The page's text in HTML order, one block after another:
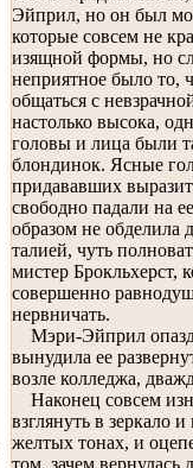
Эйприл, но он был
которые совсем не
изящной формы, но
неприятное было то,
общаться с
настолько высока,
головы и лица были
блондинок. Ясные
придававших
свободно падали на
образом не обделила
талией, чуть
мистер Брокльхерст,
совершенно
нервничать.
Мэри-Эйприл
вынудила ее
возле колледжа,
Наконец совсем
взглянуть в зеркало
желтых тонах, и
том, зачем